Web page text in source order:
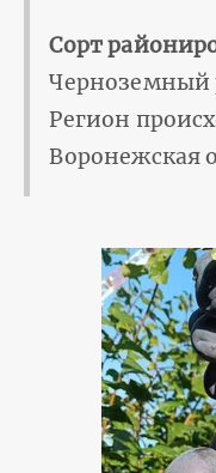
Сорт
Черноземный
Регион
Воронежская